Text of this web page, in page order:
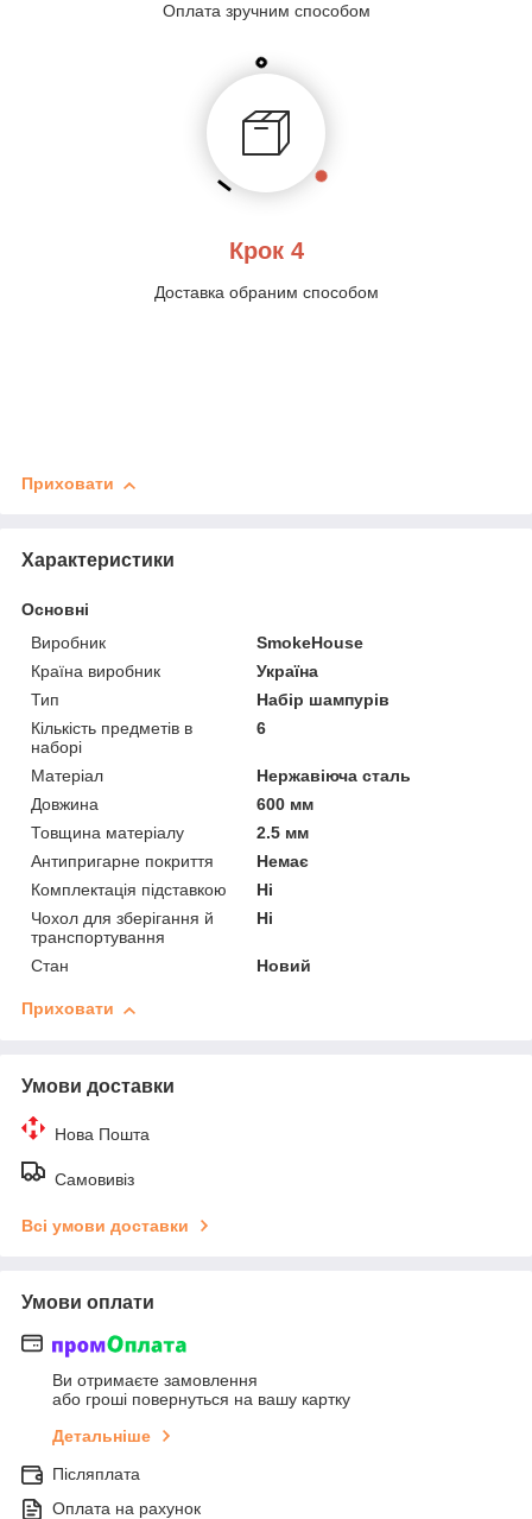
Оплата зручним способом
Крок 4
Доставка обраним способом
Приховати
Характеристики
Основні
Виробник
SmokeHouse
Країна виробник
Україна
Тип
Набір шампурів
Кількість предметів в
наборі
6
Матеріал
Нержавіюча сталь
Довжина
600 мм
Товщина матеріалу
2.5 мм
Антипригарне покриття
Немає
Комплектація підставкою
Ні
Чохол для зберігання й
транспортування
Ні
Стан Новий
Приховати
Умови доставки
Нова Пошта
Самовивіз
Всі умови доставки
Умови оплати
Ви отримаєте замовлення
або гроші повернуться на вашу картку
Детальніше
Післяплата
Оплата на рахунок